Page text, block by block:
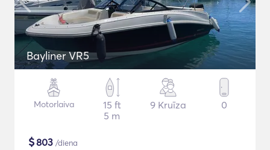
Bayliner VR5
Motorlaiva
15 ft
5 m
9 Kruīza 0
$803 /diena